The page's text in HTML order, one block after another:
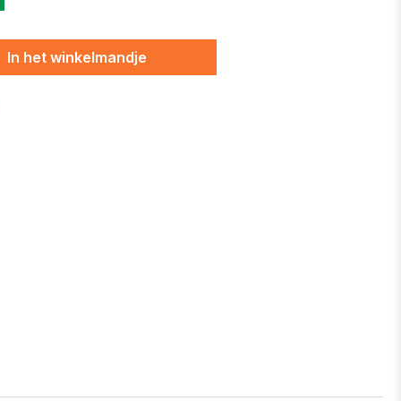
In het winkelmandje
vergelijking